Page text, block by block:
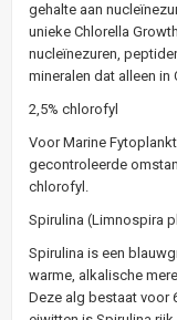
gehalte aan
unieke Chlorella
nucleïnezuren,
mineralen dat alleen in
2,5% chlorofyl
Voor Marine
gecontroleerde
chlorofyl.
Spirulina (Limnospira
Spirulina is een
warme, alkalische
Deze alg bestaat voor